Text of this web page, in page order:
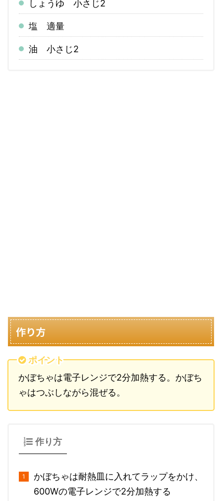
しょうゆ 小さじ2
塩 適量
油 小さじ2
作り方
ポイント
かぼちゃは電子レンジで2分加熱する。かぼち
ゃはつぶしながら混ぜる。
作り方
かぼちゃは耐熱皿に入れてラップをかけ、
600Wの電子レンジで2分加熱する